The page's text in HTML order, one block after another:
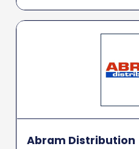
Abram Distribution